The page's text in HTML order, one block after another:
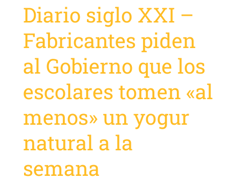
Diario siglo XXI –
Fabricantes piden
al Gobierno que los
escolares tomen «al
menos» un yogur
natural a la
semana